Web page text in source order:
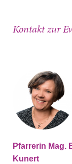
Kontakt zur
Pfarrerin Mag.
Kunert